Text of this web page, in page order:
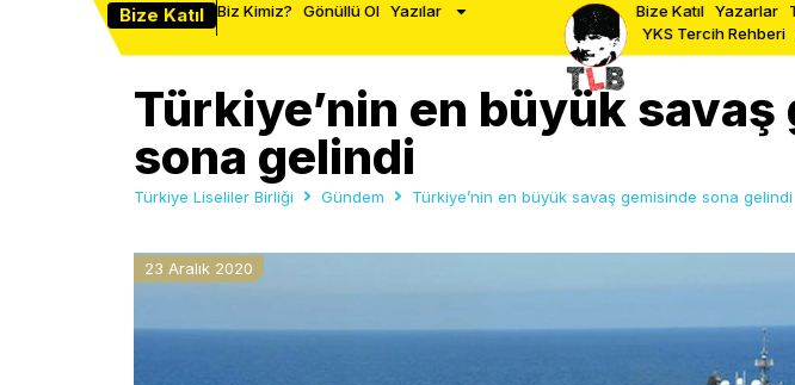
Bize Katıl Biz Kimiz? Gönüllü Ol Yazılar Bize Katıl Yazarlar
YKS Tercih Rehberi
Türkiye’nin en büyük
sona gelindi
Türkiye Liseliler Birliği Gündem Türkiye’nin en büyük savaş gemisinde sona gelindi
23 Aralık 2020